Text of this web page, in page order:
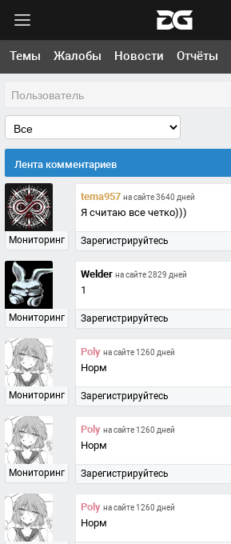
Темы Жалобы Новости Отчёты
Лента комментариев
Мониторинг
tema957 на сайте 3640 дней
Я считаю все четко)))
Зарегистрируйтесь
Мониторинг
Welder на сайте 2829 дней
1
Зарегистрируйтесь
Мониторинг
Poly на сайте 1260 дней
Норм
Зарегистрируйтесь
Мониторинг
Poly на сайте 1260 дней
Норм
Зарегистрируйтесь
Poly на сайте 1260 дней
Норм